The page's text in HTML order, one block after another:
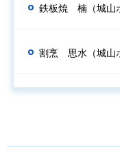
鉄板焼 楠（城山
割烹 思水（城山